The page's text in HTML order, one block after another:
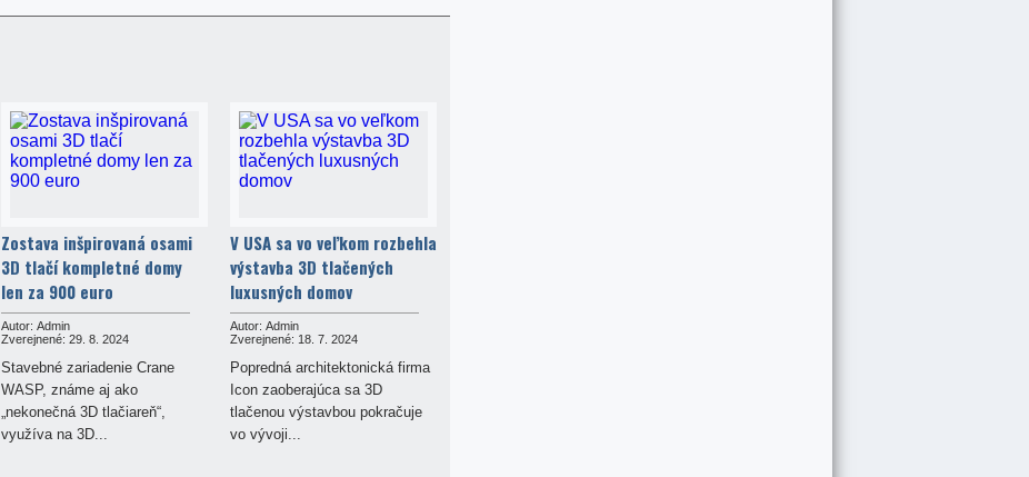
Zostava inšpirovaná osami
3D tlačí kompletné domy
len za 900 euro
Autor: Admin
Zverejnené: 29. 8. 2024
Stavebné zariadenie Crane
WASP, známe aj ako
„nekonečná 3D tlačiareň“,
využíva na 3D...
V USA sa vo veľkom rozbehla
výstavba 3D tlačených
luxusných domov
Autor: Admin
Zverejnené: 18. 7. 2024
Popredná architektonická firma
Icon zaoberajúca sa 3D
tlačenou výstavbou pokračuje
vo vývoji...